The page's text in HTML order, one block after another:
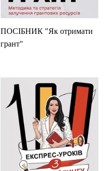
ПОСІБНИК "Як отримати
грант"